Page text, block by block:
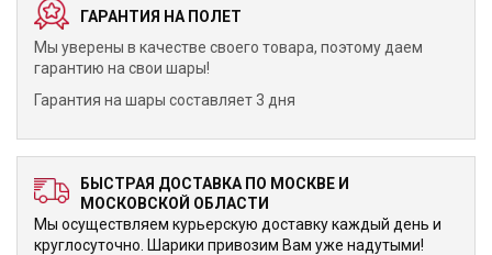
ГАРАНТИЯ НА ПОЛЕТ
Мы уверены в качестве своего товара, поэтому даем
гарантию на свои шары!
Гарантия на шары составляет 3 дня
БЫСТРАЯ ДОСТАВКА ПО МОСКВЕ И
МОСКОВСКОЙ ОБЛАСТИ
Мы осуществляем курьерскую доставку каждый день и
круглосуточно. Шарики привозим Вам уже надутыми!